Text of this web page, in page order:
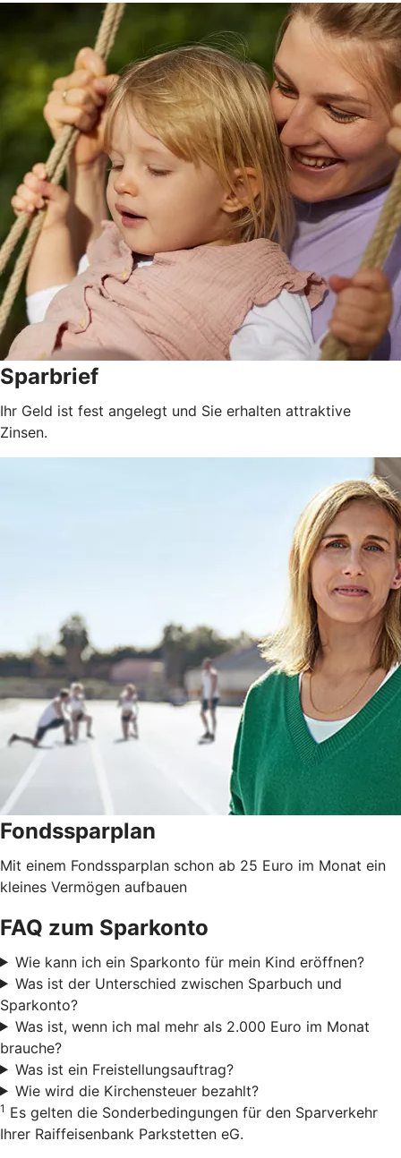
Sparbrief
Ihr Geld ist fest angelegt und Sie erhalten attraktive
Zinsen.
Fondssparplan
Mit einem Fondssparplan schon ab 25 Euro im Monat ein
kleines Vermögen aufbauen
FAQ zum Sparkonto
Wie kann ich ein Sparkonto für mein Kind eröffnen?
Was ist der Unterschied zwischen Sparbuch und
Sparkonto?
Was ist, wenn ich mal mehr als 2.000 Euro im Monat
brauche?
Was ist ein Freistellungsauftrag?
Wie wird die Kirchensteuer bezahlt?
1 Es gelten die Sonderbedingungen für den Sparverkehr
Ihrer Raiffeisenbank Parkstetten eG.